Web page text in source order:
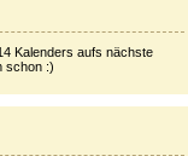
Kalenders aufs nächste
schon :)